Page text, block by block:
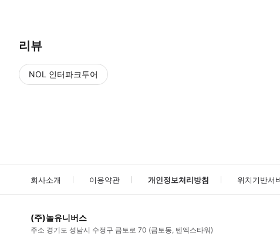
리뷰
NOL 인터파크투어
회사소개 이용약관 개인정보처리방침 위치기반서
(주)놀유니버스
주소 경기도 성남시 수정구 금토로 70 (금토동, 텐엑스타워)